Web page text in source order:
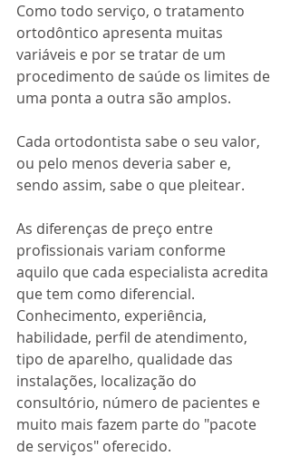
Como todo serviço, o tratamento
ortodôntico apresenta muitas
variáveis e por se tratar de um
procedimento de saúde os limites de
uma ponta a outra são amplos.
Cada ortodontista sabe o seu valor,
ou pelo menos deveria saber e,
sendo assim, sabe o que pleitear.
As diferenças de preço entre
profissionais variam conforme
aquilo que cada especialista acredita
que tem como diferencial.
Conhecimento, experiência,
habilidade, perfil de atendimento,
tipo de aparelho, qualidade das
instalações, localização do
consultório, número de pacientes e
muito mais fazem parte do "pacote
de serviços" oferecido.